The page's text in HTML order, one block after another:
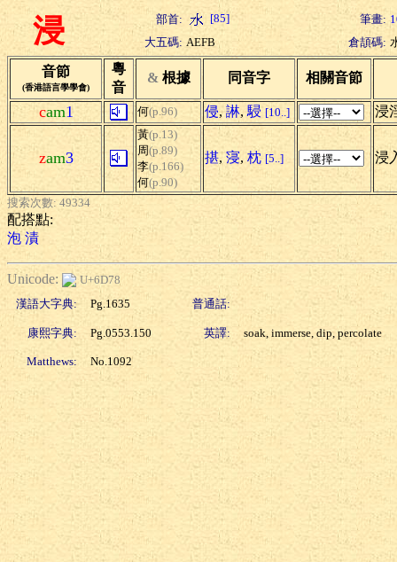
浸 部首: [85] 筆畫:
大五碼: AEFB 倉頡碼:
音節
(香港語言學學會)
粵
音
& 根據 同音字 相關音節
cam1 何(p.96) 侵, 諃, 駸 [10..] 浸
zam3
黃(p.13)
周(p.89)
李(p.166)
何(p.90)
揕, 寖, 枕 [5..] 浸
搜索次數: 49334
配搭點:
泡 漬
Unicode:
U+6D78
漢語大字典:
Pg.1635 普通話:
康熙字典: Pg.0553.150 英譯: soak, immerse, dip, percolate
Matthews: No.1092